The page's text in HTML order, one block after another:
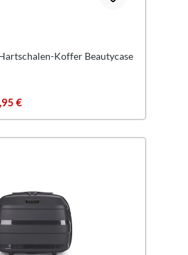
Koffer Beautycase
€